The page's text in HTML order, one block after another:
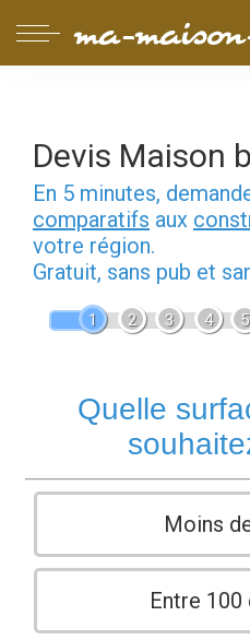
Devis Maison
En 5 minutes,
comparatifs aux
votre région.
Gratuit, sans pub et
1 2 3 4 5
Quelle
Moins
Entre